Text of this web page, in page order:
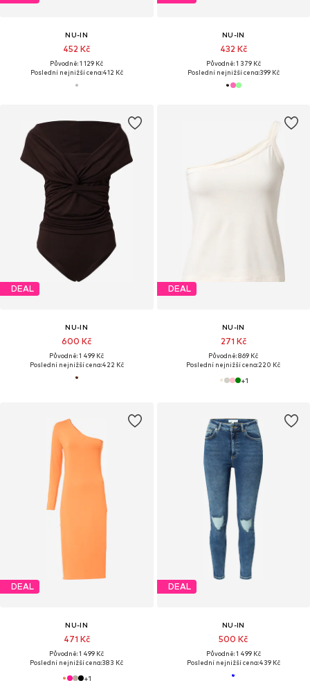
NU-IN
452 Kč
Původně: 1 129 Kč
Poslední nejnižší cena:412 Kč
NU-IN
432 Kč
Původně: 1 379 Kč
Poslední nejnižší cena:399 Kč
DEAL
NU-IN
600 Kč
Původně: 1 499 Kč
Poslední nejnižší cena:422 Kč
DEAL
NU-IN
271 Kč
Původně: 869 Kč
Poslední nejnižší cena:220 Kč
+1
DEAL
NU-IN
471 Kč
Původně: 1 499 Kč
Poslední nejnižší cena:383 Kč
+1
DEAL
NU-IN
500 Kč
Původně: 1 499 Kč
Poslední nejnižší cena:439 Kč